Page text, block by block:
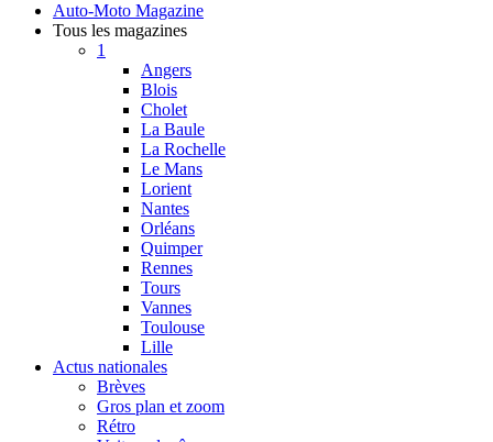
Auto-Moto Magazine
Tous les magazines
1
Angers
Blois
Cholet
La Baule
La Rochelle
Le Mans
Lorient
Nantes
Orléans
Quimper
Rennes
Tours
Vannes
Toulouse
Lille
Actus nationales
Brèves
Gros plan et zoom
Rétro